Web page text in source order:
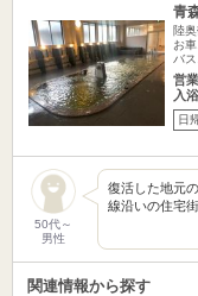
青
陸
お
バ
営
入
日
50代～
男性
復活した地元
線沿いの住宅
関連情報から探す